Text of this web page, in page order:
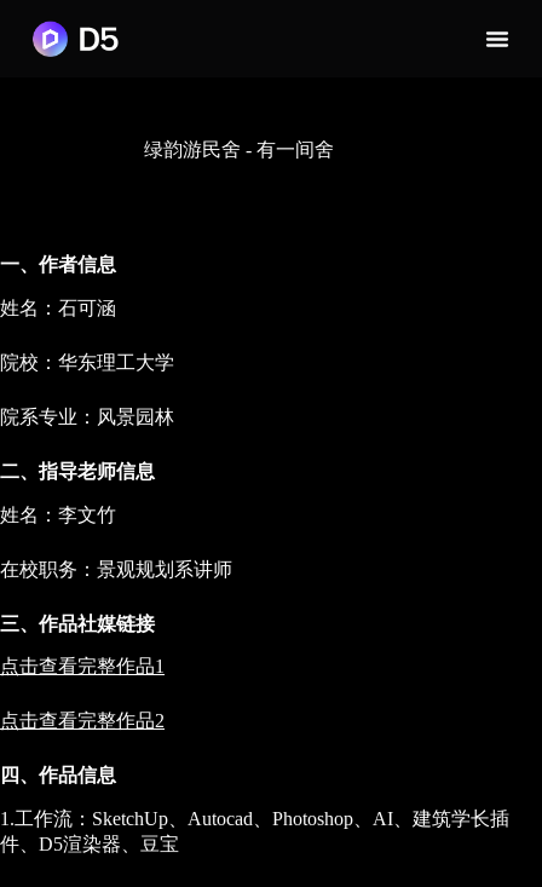
绿韵游民舍 - 有一间舍
一、作者信息
姓名：石可涵
院校：华东理工大学
院系专业：风景园林
二、指导老师信息
姓名：李文竹
在校职务：景观规划系讲师
三、作品社媒链接
点击查看完整作品1
点击查看完整作品2
四、作品信息
1.工作流：SketchUp、Autocad、Photoshop、AI、建筑学长插
件、D5渲染器、豆宝